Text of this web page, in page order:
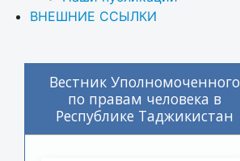
ВНЕШНИЕ ССЫЛКИ
Вестник Уполномоченного
по правам человека в
Республике Таджикистан